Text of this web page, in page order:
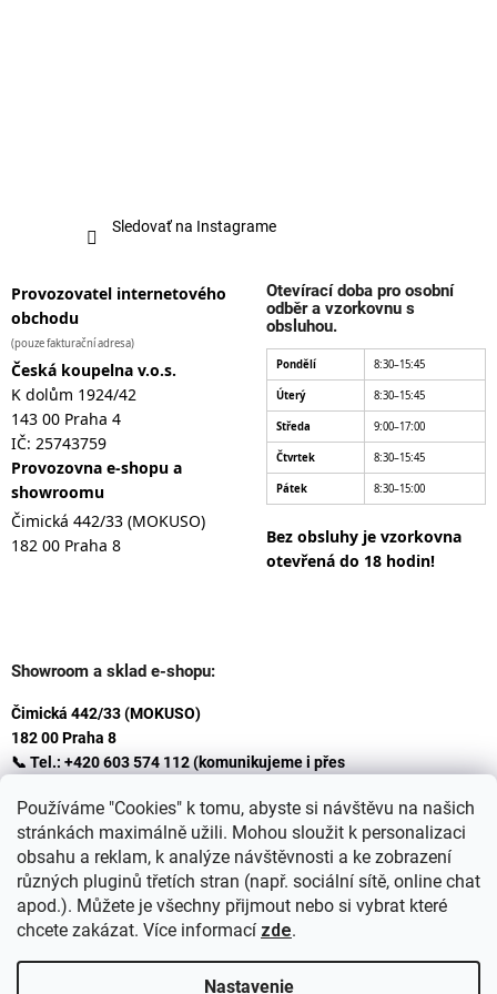
Používáme "Cookies" k tomu, abyste si návštěvu na našich
stránkách maximálně užili. Mohou sloužit k personalizaci
obsahu a reklam, k analýze návštěvnosti a ke zobrazení
různých pluginů třetích stran (např. sociální sítě, online chat
apod.). Můžete je všechny přijmout nebo si vybrat které
chcete zakázat. Více informací zde.
Nastavenie
Sledovať na Instagrame
Provozovatel internetového
obchodu
(pouze fakturační adresa)
Česká koupelna v.o.s.
K dolům 1924/42
143 00 Praha 4
IČ: 25743759
Provozovna e-shopu a
showroomu
Čimická 442/33 (MOKUSO)
182 00 Praha 8
Otevírací doba pro osobní
odběr a vzorkovnu s
obsluhou.
Pondělí 8:30–15:45
Úterý 8:30–15:45
Středa 9:00–17:00
Čtvrtek 8:30–15:45
Pátek 8:30–15:00
Bez obsluhy je vzorkovna
otevřená do 18 hodin!
Showroom a sklad e-shopu:
Čimická 442/33 (MOKUSO)
182 00 Praha 8
📞 Tel.: +420 603 574 112 (komunikujeme i přes
✉️ E-mail: info@ceskakoupelna.cz